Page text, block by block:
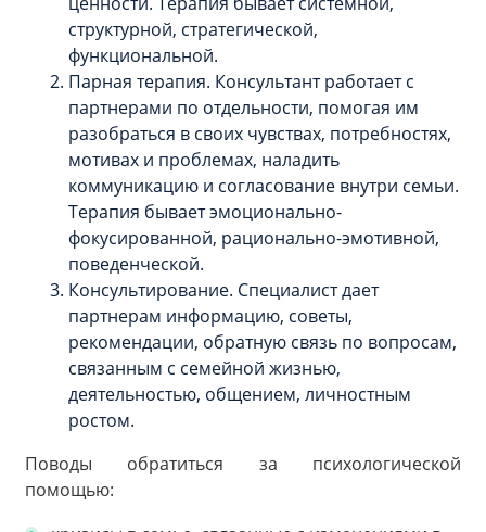
структурной, стратегической,
функциональной.
Парная терапия. Консультант работает с
партнерами по отдельности, помогая им
разобраться в своих чувствах, потребностях,
мотивах и проблемах, наладить
коммуникацию и согласование внутри семьи.
Терапия бывает эмоционально-
фокусированной, рационально-эмотивной,
поведенческой.
Консультирование. Специалист дает
партнерам информацию, советы,
рекомендации, обратную связь по вопросам,
связанным с семейной жизнью,
деятельностью, общением, личностным
ростом.
Поводы обратиться за психологической
помощью: